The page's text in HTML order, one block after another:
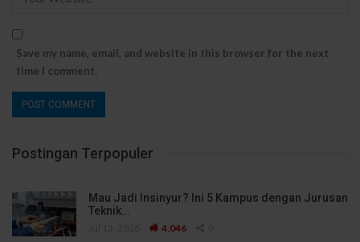
Save my name, email, and website in this browser for the next
time I comment.
Postingan Terpopuler
Mau Jadi Insinyur? Ini 5 Kampus dengan Jurusan
Teknik…
4,046